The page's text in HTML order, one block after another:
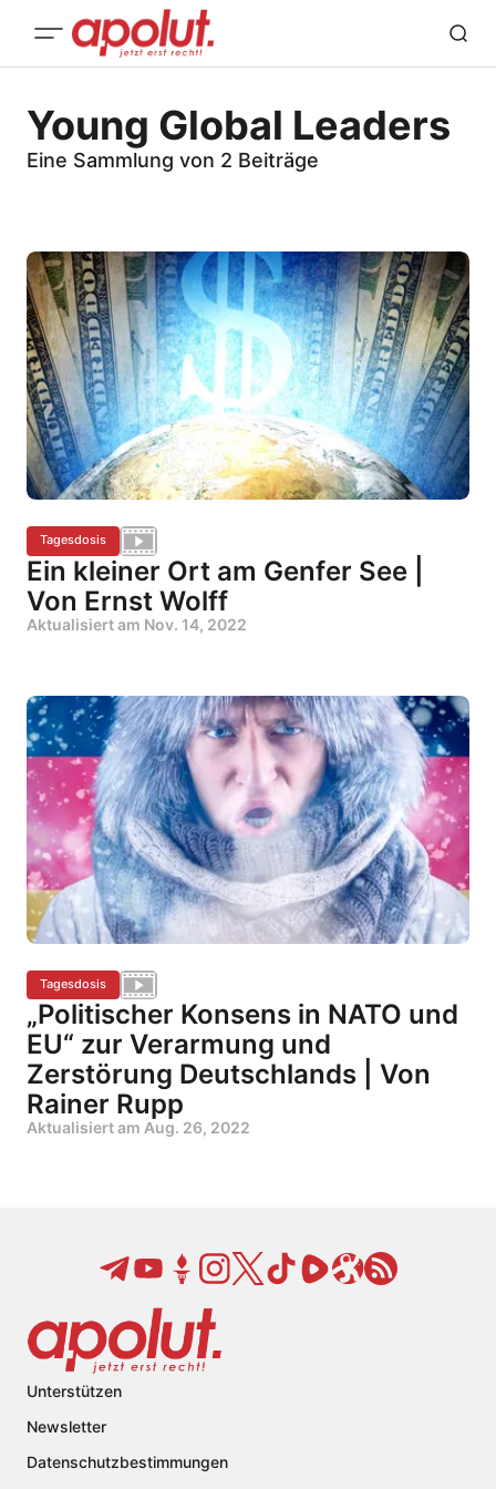
Young Global Leaders
Eine Sammlung von 2 Beiträge
Tagesdosis
Ein kleiner Ort am Genfer See |
Von Ernst Wolff
Aktualisiert am Nov. 14, 2022
Tagesdosis
„Politischer Konsens in NATO und
EU“ zur Verarmung und
Zerstörung Deutschlands | Von
Rainer Rupp
Aktualisiert am Aug. 26, 2022
Unterstützen
Newsletter
Datenschutzbestimmungen